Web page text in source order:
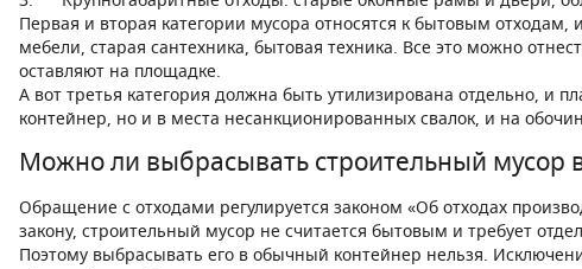
Первая и вторая категории мусора относятся к бытовым
мебели, старая сантехника, бытовая техника. Все это можно
оставляют на площадке.
А вот третья категория должна быть утилизирована отдельно, и
контейнер, но и в места несанкционированных свалок, и на
Можно ли выбрасывать строительный мусор
Обращение с отходами регулируется законом «Об отходах
закону, строительный мусор не считается бытовым и требует
Поэтому выбрасывать его в обычный контейнер нельзя.